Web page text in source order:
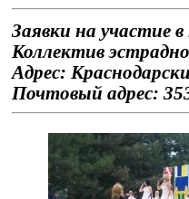
Заявки на участие
Коллектив
Адрес:
Почтовый адрес: